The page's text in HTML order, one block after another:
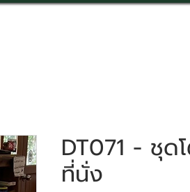
DT071 - ชุด
ที่นั่ง